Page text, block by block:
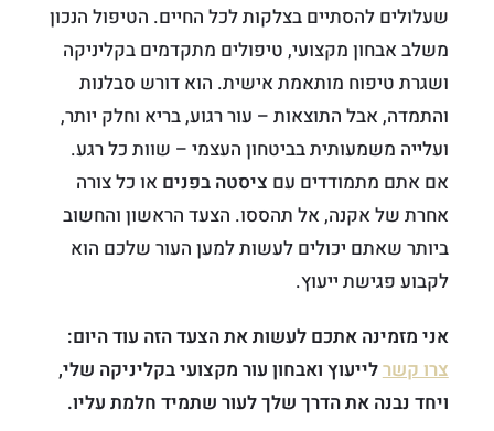
שעלולים להסתיים בצלקות לכל החיים. הטיפול הנכון
משלב אבחון מקצועי, טיפולים מתקדמים בקליניקה
ושגרת טיפוח מותאמת אישית. הוא דורש סבלנות
והתמדה, אבל התוצאות – עור רגוע, בריא וחלק יותר,
ועלייה משמעותית בביטחון העצמי – שוות כל רגע.
אם אתם מתמודדים עם ציסטה בפנים או כל צורה
אחרת של אקנה, אל תהססו. הצעד הראשון והחשוב
ביותר שאתם יכולים לעשות למען העור שלכם הוא
לקבוע פגישת ייעוץ.
אני מזמינה אתכם לעשות את הצעד הזה עוד היום:
צרו קשרלייעוץ ואבחון עור מקצועי בקליניקה שלי,
ויחד נבנה את הדרך שלך לעור שתמיד חלמת עליו.